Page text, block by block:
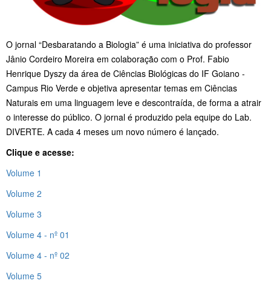
O jornal “Desbaratando a Biologia” é uma iniciativa do professor
Jânio Cordeiro Moreira em colaboração com o Prof. Fabio
Henrique Dyszy da área de Ciências Biológicas do IF Goiano -
Campus Rio Verde e objetiva apresentar temas em Ciências
Naturais em uma linguagem leve e descontraída, de forma a atrair
o interesse do público. O jornal é produzido pela equipe do Lab.
DIVERTE. A cada 4 meses um novo número é lançado.
Clique e acesse:
Volume 1
Volume 2
Volume 3
Volume 4 - nº 01
Volume 4 - nº 02
Volume 5